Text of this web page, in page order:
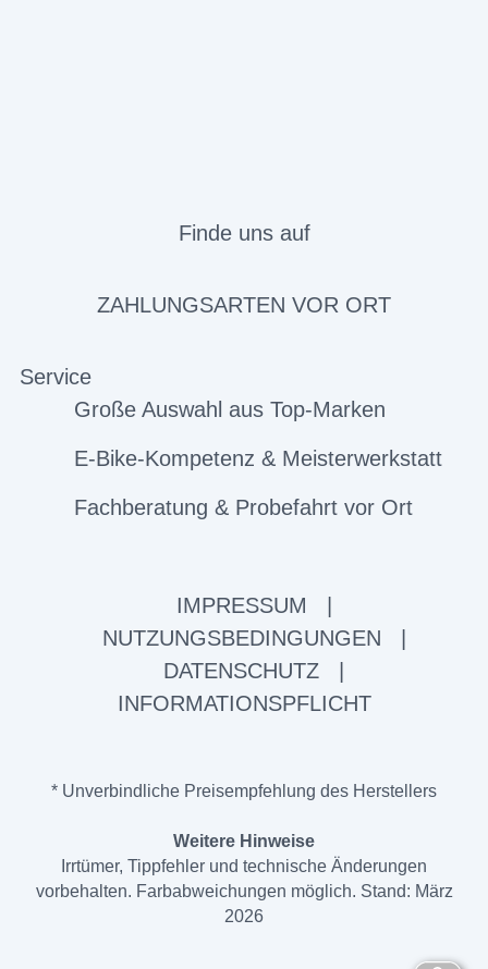
Finde uns auf
ZAHLUNGSARTEN VOR ORT
Service
Große Auswahl aus Top-Marken
E-Bike-Kompetenz & Meisterwerkstatt
Fachberatung & Probefahrt vor Ort
IMPRESSUM
NUTZUNGSBEDINGUNGEN
DATENSCHUTZ
INFORMATIONSPFLICHT
* Unverbindliche Preisempfehlung des Herstellers
Weitere Hinweise
Irrtümer, Tippfehler und technische Änderungen
vorbehalten. Farbabweichungen möglich. Stand: März
2026